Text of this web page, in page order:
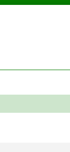
検索・予約システム